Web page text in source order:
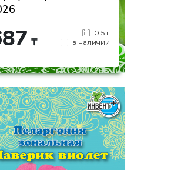
₸
0.5 г
в наличии
+ КУПИТЬ
на страницу товара